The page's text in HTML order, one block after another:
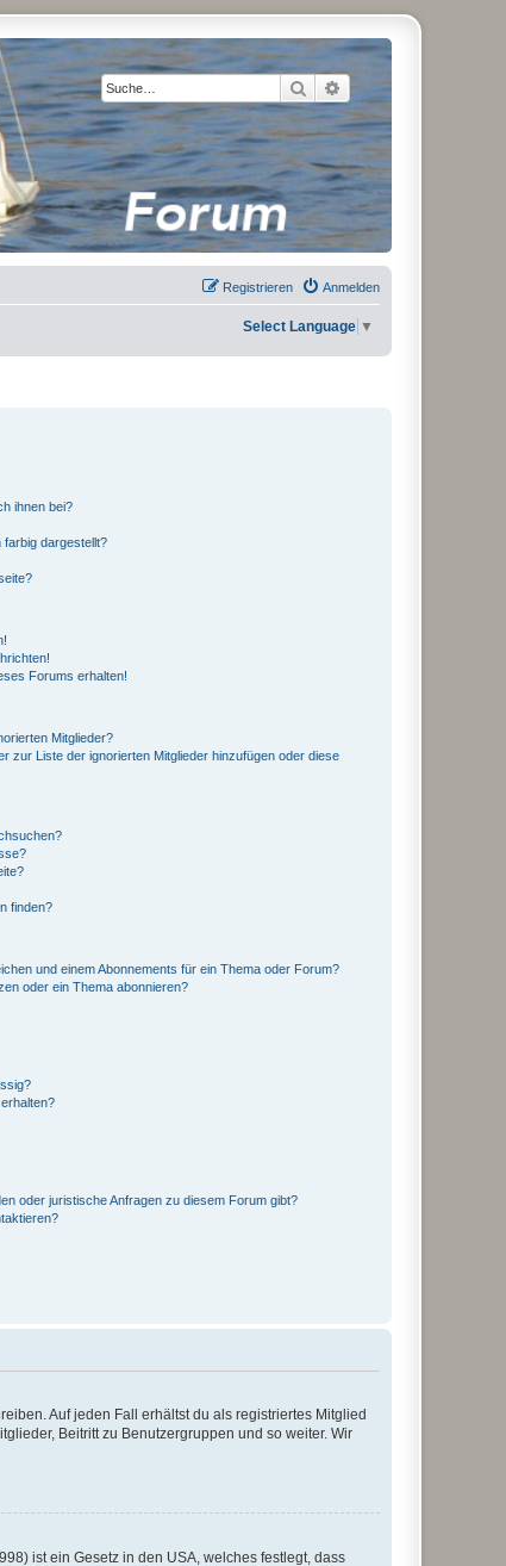
Suche Erweiterte Suche
Anmelden
Registrieren
Select Language ▼
ihnen bei?
dargestellt?
Forums erhalten!
Mitglieder?
zur Liste der ignorierten Mitglieder hinzufügen oder diese
finden?
und einem Abonnements für ein Thema oder Forum?
oder ein Thema abonnieren?
oder juristische Anfragen zu diesem Forum gibt?
Auf jeden Fall erhältst du als registriertes Mitglied
Beitritt zu Benutzergruppen und so weiter. Wir
ist ein Gesetz in den USA, welches festlegt, dass